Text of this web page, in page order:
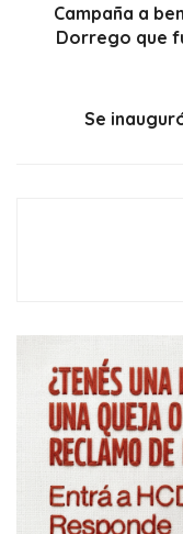
Campaña a
Dorrego que
Se